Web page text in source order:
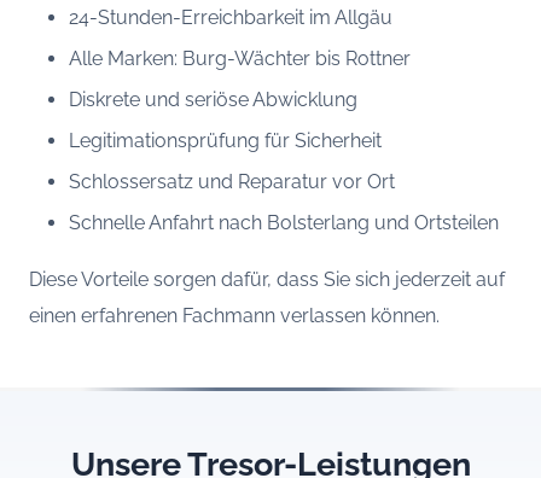
24-Stunden-Erreichbarkeit im Allgäu
Alle Marken: Burg-Wächter bis Rottner
Diskrete und seriöse Abwicklung
Legitimationsprüfung für Sicherheit
Schlossersatz und Reparatur vor Ort
Schnelle Anfahrt nach Bolsterlang und Ortsteilen
Diese Vorteile sorgen dafür, dass Sie sich jederzeit auf
einen erfahrenen Fachmann verlassen können.
Unsere Tresor-Leistungen